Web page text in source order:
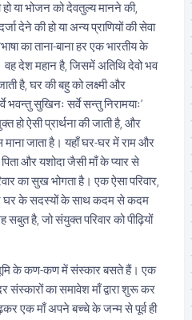
या भोजन को देवतुल्य मानने की,
देने की हो या अन्य प्राणियों की सेवा
का ताना-बाना हर एक भारतीय के
वह देश महान है, जिसमें अतिथि देवो भव
है, घर की बहु को लक्ष्मी और
भवन्तु सुखिनः सर्वे सन्तु निरामयाः’
हो ऐसी प्रार्थना की जाती है, और
जाता है। यहाँ घर-घर में राम और
और यशोदा जैसी माँ के प्यार से
का सुख भोगता है। एक ऐसा परिवार,
के सदस्यों के साथ कदम से कदम
है, जो संयुक्त परिवार को पीढ़ियों
भूमि के कण-कण में संस्कार बसते हैं। एक
का समावेश माँ द्वारा शुरू कर
एक माँ अपने बच्चे के जन्म से पूर्व ही